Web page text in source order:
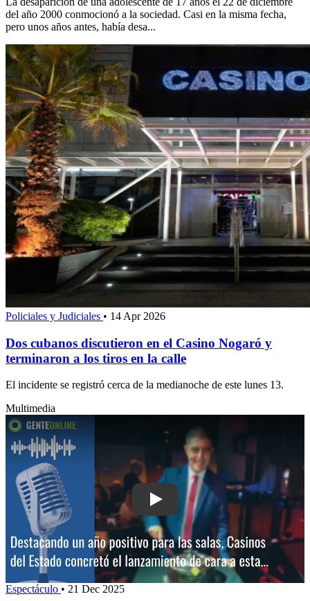
del año 2000 conmocionó a la sociedad. Casi en la misma fecha,
pero unos años antes, había desa...
Policiales y Judiciales • 14 Apr 2026
Dos cubanos discutieron en el Casino Nogaró y
terminaron a los tiros en la calle
El incidente se registró cerca de la medianoche de este lunes 13.
Multimedia
Play: Destacando un año positivo
Espectáculo • 21 Dec 2025